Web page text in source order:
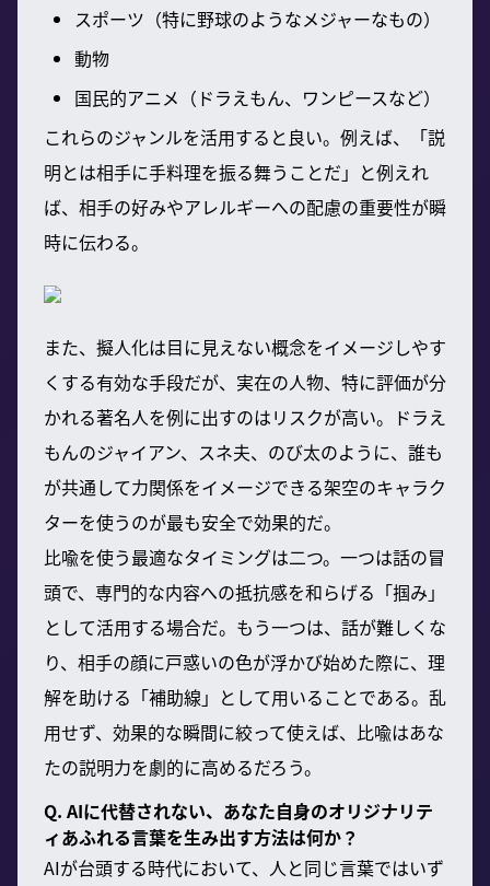
スポーツ（特に野球のようなメジャーなもの）
動物
国民的アニメ（ドラえもん、ワンピースなど）
これらのジャンルを活用すると良い。例えば、「説
明とは相手に手料理を振る舞うことだ」と例えれ
ば、相手の好みやアレルギーへの配慮の重要性が瞬
時に伝わる。
また、擬人化は目に見えない概念をイメージしやす
くする有効な手段だが、実在の人物、特に評価が分
かれる著名人を例に出すのはリスクが高い。ドラえ
もんのジャイアン、スネ夫、のび太のように、誰も
が共通して力関係をイメージできる架空のキャラク
ターを使うのが最も安全で効果的だ。
比喩を使う最適なタイミングは二つ。一つは話の冒
頭で、専門的な内容への抵抗感を和らげる「掴み」
として活用する場合だ。もう一つは、話が難しくな
り、相手の顔に戸惑いの色が浮かび始めた際に、理
解を助ける「補助線」として用いることである。乱
用せず、効果的な瞬間に絞って使えば、比喩はあな
たの説明力を劇的に高めるだろう。
Q. AIに代替されない、あなた自身のオリジナリテ
ィあふれる言葉を生み出す方法は何か？
AIが台頭する時代において、人と同じ言葉ではいず